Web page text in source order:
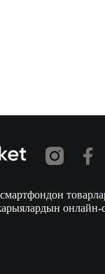
онлайн-